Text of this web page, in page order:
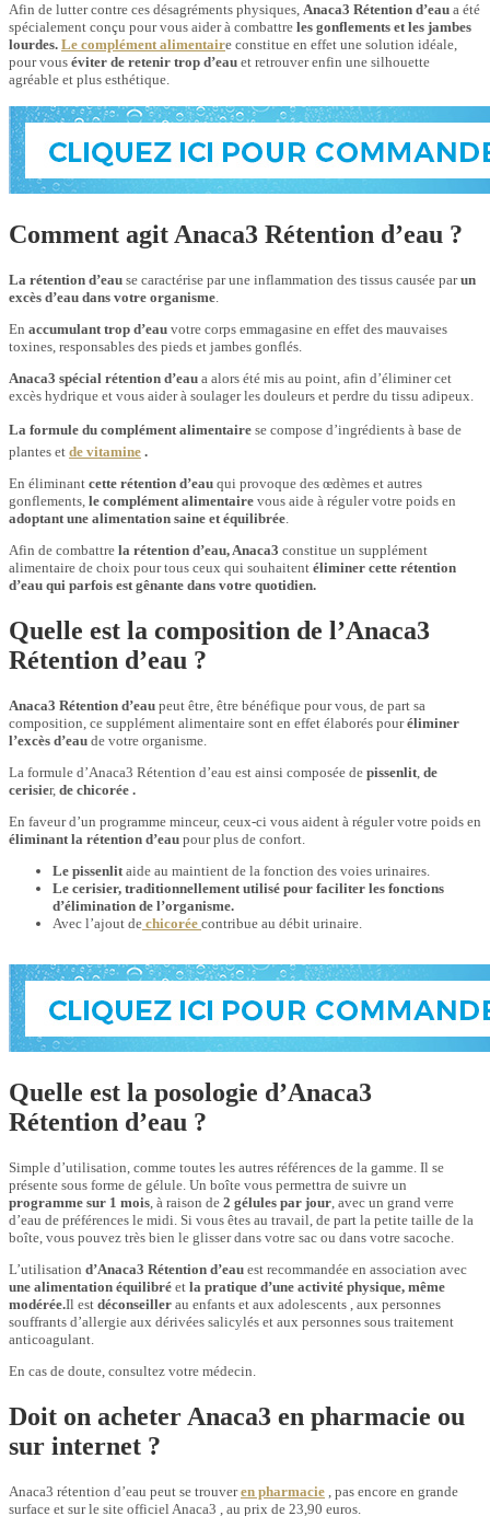
Afin de lutter contre ces désagréments physiques, Anaca3 Rétention d’eau a été
spécialement conçu pour vous aider à combattre les gonflements et les jambes
lourdes. Le complément alimentaire constitue en effet une solution idéale,
pour vous éviter de retenir trop d’eau et retrouver enfin une silhouette
agréable et plus esthétique.
Comment agit Anaca3 Rétention d’eau ?
La rétention d’eau se caractérise par une inflammation des tissus causée parun
excès d’eau dans votre organisme.
En accumulant trop d’eau votre corps emmagasine en effet des mauvaises
toxines, responsables des pieds et jambes gonflés.
Anaca3 spécial rétention d’eau a alors été mis au point, afin d’éliminer cet
excès hydrique et vous aider à soulager les douleurs et perdre du tissu adipeux.
La formule du complément alimentaire se compose d’ingrédients à base de
plantes et de vitamine .
En éliminant cette rétention d’eau qui provoque des œdèmes et autres
gonflements, le complément alimentaire vous aide à réguler votre poids en
adoptant une alimentation saine et équilibrée.
Afin de combattre la rétention d’eau, Anaca3 constitue un supplément
alimentaire de choix pour tous ceux qui souhaitent éliminer cette rétention
d’eau qui parfois est gênante dans votre quotidien.
Quelle est la composition de l’Anaca3
Rétention d’eau ?
Anaca3 Rétention d’eau peut être, être bénéfique pour vous, de part sa
composition, ce supplément alimentaire sont en effet élaborés pouréliminer
l’excès d’eau de votre organisme.
La formule d’Anaca3 Rétention d’eau est ainsi composée de pissenlit, de
cerisier, de chicorée .
En faveur d’un programme minceur, ceux-ci vous aident à réguler votre poids en
éliminant la rétention d’eau pour plus de confort.
Le pissenlitaide au maintient de la fonction des voies urinaires.
Le cerisier, traditionnellement utilisé pour faciliter les fonctions
d’élimination de l’organisme.
Avec l’ajout de chicorée contribue au débit urinaire.
Quelle est la posologie d’Anaca3
Rétention d’eau ?
Simple d’utilisation, comme toutes les autres références de la gamme. Il se
présente sous forme de gélule. Un boîte vous permettra de suivre un
programme sur 1 mois , à raison de 2 gélules par jour , avec un grand verre
d’eau de préférences le midi. Si vous êtes au travail, de part la petite taille de la
boîte, vous pouvez très bien le glisser dans votre sac ou dans votre sacoche.
L’utilisation d’Anaca3 Rétention d’eau est recommandée en association avec
une alimentation équilibré et la pratique d’une activité physique, même
modérée.Il est déconseiller au enfants et aux adolescents , aux personnes
souffrants d’allergie aux dérivées salicylés et aux personnes sous traitement
anticoagulant.
En cas de doute, consultez votre médecin.
Doit on acheter Anaca3 en pharmacie ou
sur internet ?
Anaca3 rétention d’eau peut se trouveren pharmacie , pas encore en grande
surface et sur le site officiel Anaca3 , au prix de 23,90 euros.